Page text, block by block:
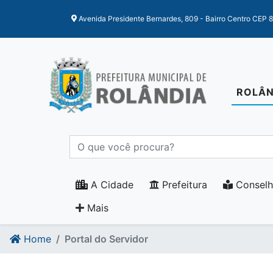
Avenida Presidente Bernardes, 809 - Bairro Centro CEP
A Cidade Prefeitura
Mais
Home Portal do Servidor